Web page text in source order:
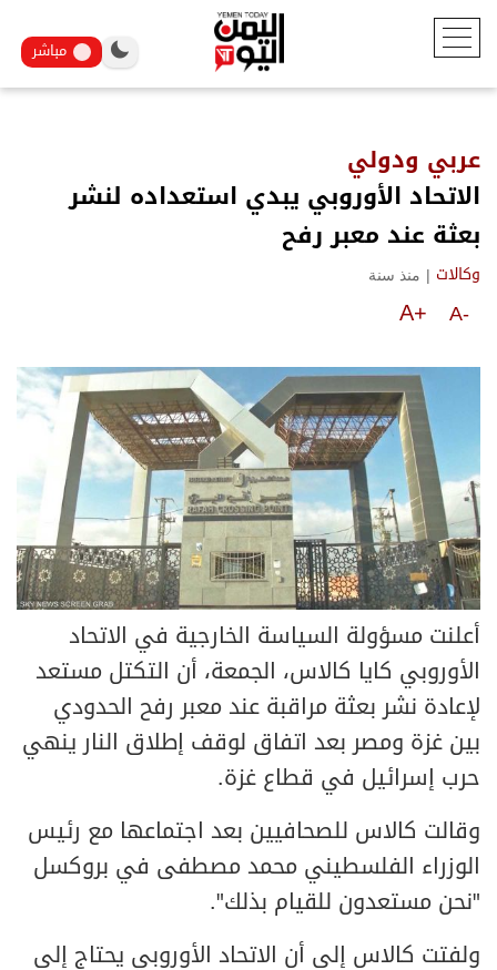
مباشر
عربي ودولي
الاتحاد الأوروبي يبدي استعداده لنشر
بعثة عند معبر رفح
وكالات | منذ سنة
A-
A+
أعلنت مسؤولة السياسة الخارجية في الاتحاد
الأوروبي كايا كالاس، الجمعة، أن التكتل مستعد
لإعادة نشر بعثة مراقبة عند معبر رفح الحدودي
بين غزة ومصر بعد اتفاق لوقف إطلاق النار ينهي
حرب إسرائيل في قطاع غزة.
وقالت كالاس للصحافيين بعد اجتماعها مع رئيس
الوزراء الفلسطيني محمد مصطفى في بروكسل
"نحن مستعدون للقيام بذلك".
ولفتت كالاس إلى أن الاتحاد الأوروبي يحتاج إلى